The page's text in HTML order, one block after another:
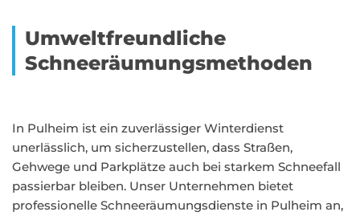
Umweltfreundliche
Schneeräumungsmethoden
In Pulheim ist ein zuverlässiger Winterdienst
unerlässlich, um sicherzustellen, dass Straßen,
Gehwege und Parkplätze auch bei starkem Schneefall
passierbar bleiben. Unser Unternehmen bietet
professionelle Schneeräumungsdienste in Pulheim an,